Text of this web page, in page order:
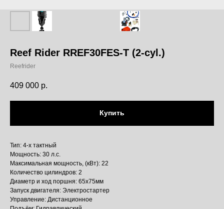
Reef Rider RREF30FES-T (2-cyl.)
Reefrider
409 000 р.
Купить
Тип: 4-х тактный
Мощность: 30 л.с.
Максимальная мощность, (кВт): 22
Количество цилиндров: 2
Диаметр и ход поршня: 65x75мм
Запуск двигателя: Электростартер
Управление: Дистанционное